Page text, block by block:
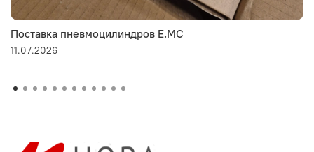
Поставка пневмоцилиндров E.MC
11.07.2026